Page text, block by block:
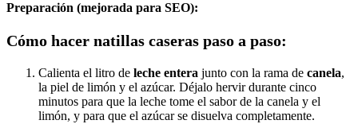
Preparación (mejorada para SEO):
Cómo hacer natillas caseras paso a paso:
Calienta el litro de leche entera junto con la rama de canela,
la piel de limón y el azúcar. Déjalo hervir durante cinco
minutos para que la leche tome el sabor de la canela y el
limón, y para que el azúcar se disuelva completamente.